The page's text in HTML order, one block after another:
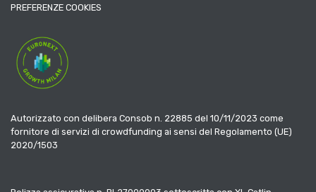
PREFERENZE COOKIES
Autorizzato con delibera Consob n. 22885 del 10/11/2023 come
fornitore di servizi di crowdfunding ai sensi del Regolamento (UE)
2020/1503